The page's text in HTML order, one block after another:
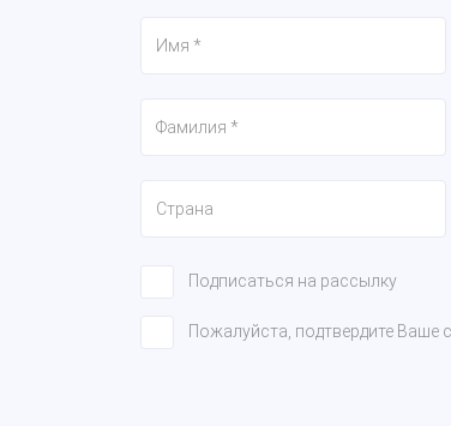
Подписаться на рассылку
Пожалуйста, подтвердите Ваше